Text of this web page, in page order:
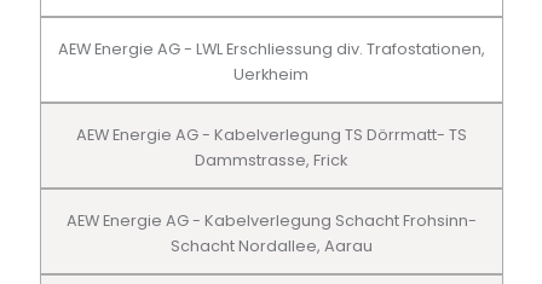
AEW Energie AG - LWL Erschliessung div. Trafostationen,
Uerkheim
AEW Energie AG - Kabelverlegung TS Dörrmatt- TS
Dammstrasse, Frick
AEW Energie AG - Kabelverlegung Schacht Frohsinn-
Schacht Nordallee, Aarau